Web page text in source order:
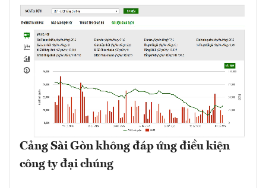
Cảng Sài Gòn không đáp ứng điều kiện
công ty đại chúng